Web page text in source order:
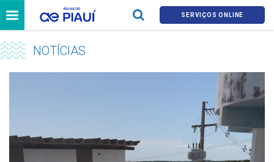
SERVIÇOS ONLINE
NOTÍCIAS